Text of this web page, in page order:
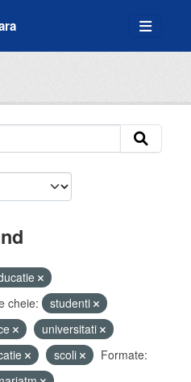
cheie:
studenti
universitati
scoli
Formate: